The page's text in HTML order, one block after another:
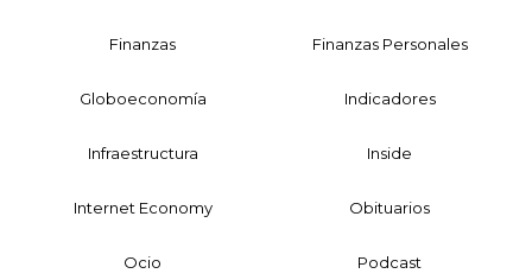
Finanzas Finanzas Personales
Globoeconomía Indicadores
Infraestructura Inside
Internet Economy Obituarios
Ocio Podcast